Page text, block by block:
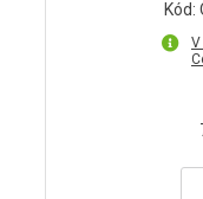
Kód: